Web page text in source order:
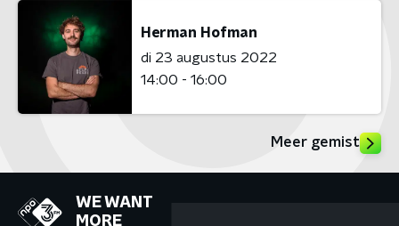
Herman Hofman
di 23 augustus 2022
14:00 - 16:00
Meer gemist
WE WANT
MORE